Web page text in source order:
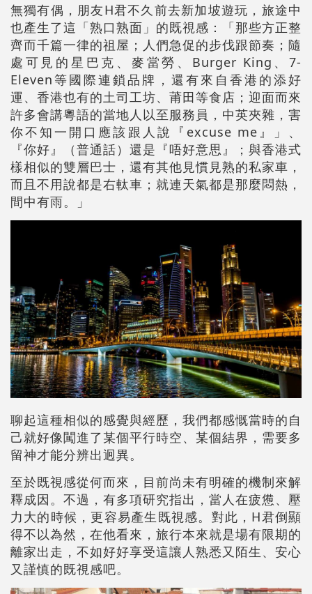
無獨有偶，朋友H君不久前去新加坡遊玩，旅途中
也產生了這「熟口熟面」的既視感：「那些方正整
齊而千篇一律的祖屋；人們急促的步伐跟節奏；隨
處可見的星巴克、麥當勞、Burger King、7-
Eleven等國際連鎖品牌，還有來自香港的添好
運、香港也有的土司工坊、莆田等食店；迎面而來
許多會講粵語的當地人以至服務員，中英夾雜，害
你不知一開口應該跟人說『excuse me』」、
『你好』（普通話）還是『唔好意思』；與香港式
樣相似的雙層巴士，還有其他見慣見熟的私家車，
而且不用說都是右軚車；就連天氣都是那麼悶熱，
間中有雨。」
聊起這種相似的感覺與經歷，我們都感慨當時的自
己就好像闖進了某個平行時空、某個結界，需要多
留神才能分辨出迥異。
至於既視感從何而來，目前尚未有明確的機制來解
釋成因。不過，有多項研究指出，當人在疲憊、壓
力大的時候，更容易產生既視感。對此，H君倒顯
得不以為然，在他看來，旅行本來就是場有限期的
離家出走，不如好好享受這讓人熟悉又陌生、安心
又謹慎的既視感吧。